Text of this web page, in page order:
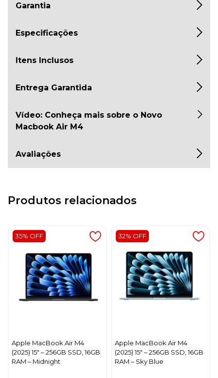
Garantia
Especificações
Itens Inclusos
Entrega Garantida
Vídeo: Conheça mais sobre o Novo
Macbook Air M4
Avaliações
Produtos relacionados
35% OFF
Apple MacBook Air M4
(2025) 15" – 256GB SSD, 16GB
RAM – Midnight
32% OFF
Apple MacBook Air M4
(2025) 15" – 256GB SSD, 16GB
RAM – Sky Blue